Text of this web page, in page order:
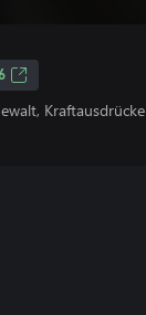
Kraftausdrücke